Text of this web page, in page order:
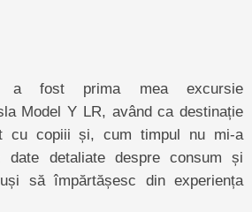
a fost prima mea excursie
Model Y LR, având ca destinație
cu copiii și, cum timpul nu mi-a
date detaliate despre consum și
să împărtășesc din experiența